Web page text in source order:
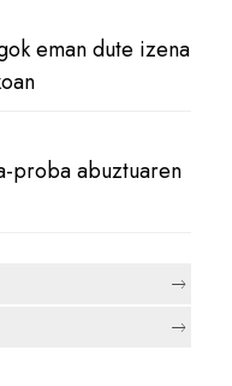
eman dute izena
proba abuztuaren